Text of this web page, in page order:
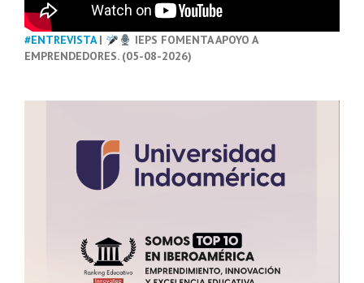
#ENTREVISTA|
IEPS FOMENTA APOYO A
EMPRENDEDORES. (05-08-2026)